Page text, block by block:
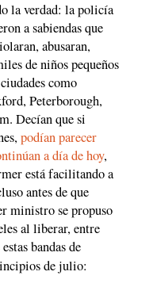
la verdad: la policía
a sabiendas que
abusaran,
de niños pequeños
como
Peterborough,
Decían que si
podían parecer
a día de hoy,
está facilitando a
antes de que
ministro se propuso
al liberar, entre
bandas de
de julio: